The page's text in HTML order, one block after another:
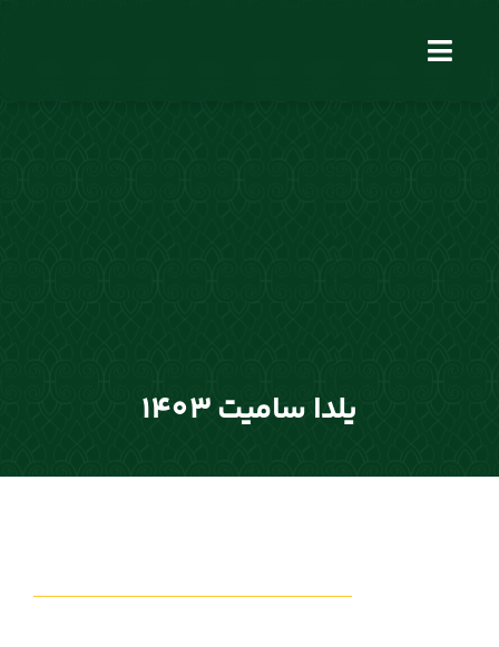
Toggle
یلدا سامیت 1403